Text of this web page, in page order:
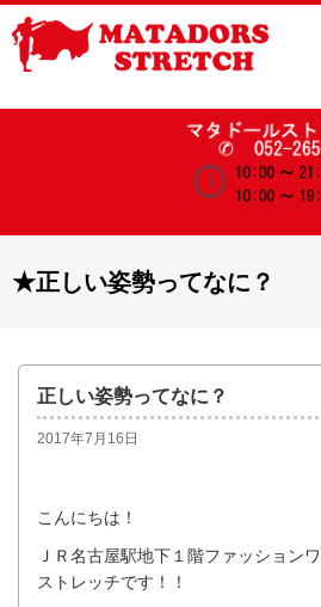
★正しい姿勢ってなに？
正しい姿勢ってなに？
2017年7月16日
こんにちは！
ＪＲ名古屋駅地下１階ファッション
ストレッチです！！